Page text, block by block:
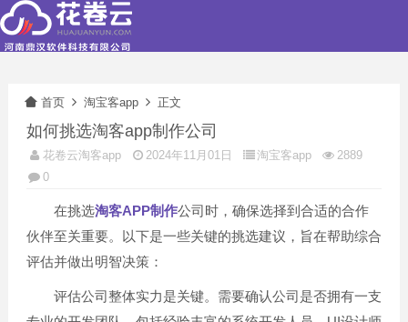
首页 淘宝客app 正文
如何挑选淘客app制作公司
花卷云淘客app 2024年11月01日 淘宝客app
2889
0
在挑选淘客APP制作公司时，确保选择到合适的合作
伙伴至关重要。以下是一些关键的挑选建议，旨在帮助综合
评估并做出明智决策：
评估公司整体实力是关键。需要确认公司是否拥有一支